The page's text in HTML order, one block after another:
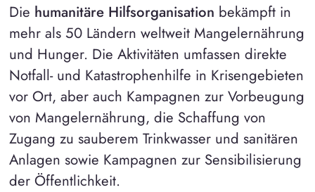
Die humanitäre Hilfsorganisation bekämpft in
mehr als 50 Ländern weltweit Mangelernährung
und Hunger. Die Aktivitäten umfassen direkte
Notfall- und Katastrophenhilfe in Krisengebieten
vor Ort, aber auch Kampagnen zur Vorbeugung
von Mangelernährung, die Schaffung von
Zugang zu sauberem Trinkwasser und sanitären
Anlagen sowie Kampagnen zur Sensibilisierung
der Öffentlichkeit.